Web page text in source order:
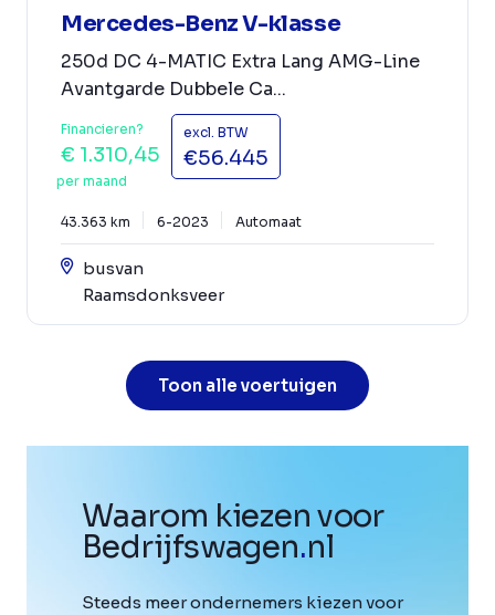
Mercedes-Benz V-klasse
250d DC 4-MATIC Extra Lang AMG-Line
Avantgarde Dubbele Ca...
Financieren?
€ 1.310,45
per maand
excl. BTW
€56.445
43.363 km 6-2023 Automaat
busvan
Raamsdonksveer
Toon alle voertuigen
Waarom kiezen voor
Bedrijfswagen.nl
Steeds meer ondernemers kiezen voor